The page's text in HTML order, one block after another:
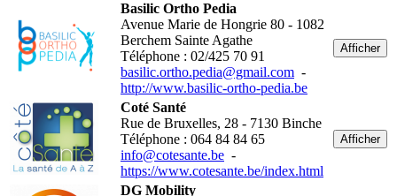
Basilic Ortho Pedia
Avenue Marie de Hongrie 80 - 1082
Berchem Sainte Agathe
Téléphone : 02/425 70 91
basilic.ortho.pedia@gmail.com -
http://www.basilic-ortho-pedia.be
Afficher
Coté Santé
Rue de Bruxelles, 28 - 7130 Binche
Téléphone : 064 84 84 65
info@cotesante.be -
https://www.cotesante.be/index.html
Afficher
DG Mobility